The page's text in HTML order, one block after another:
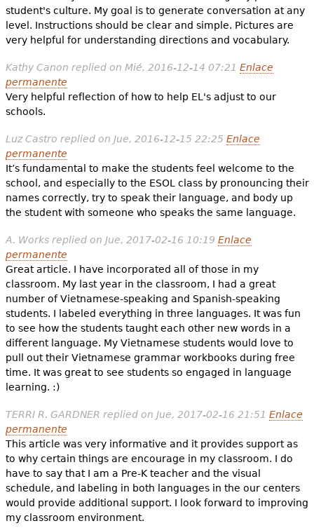
student's culture. My goal is to generate conversation at any
level. Instructions should be clear and simple. Pictures are
very helpful for understanding directions and vocabulary.
Kathy Canon replied on Mié, 2016-12-14 07:21 Enlace
permanente
Very helpful reflection of how to help EL's adjust to our
schools.
Luz Castro replied on Jue, 2016-12-15 22:25 Enlace
permanente
It’s fundamental to make the students feel welcome to the
school, and especially to the ESOL class by pronouncing their
names correctly, try to speak their language, and body up
the student with someone who speaks the same language.
A. Worksreplied on Jue, 2017-02-16 10:19 Enlace
permanente
Great article. I have incorporated all of those in my
classroom. My last year in the classroom, I had a great
number of Vietnamese-speaking and Spanish-speaking
students. I labeled everything in three languages. It was fun
to see how the students taught each other new words in a
different language. My Vietnamese students would love to
pull out their Vietnamese grammar workbooks during free
time. It was great to see students so engaged in language
learning. :)
TERRI R. GARDNER replied on Jue, 2017-02-16 21:51 Enlace
permanente
This article was very informative and it provides support as
to why certain things are encourage in my classroom. I do
have to say that I am a Pre-K teacher and the visual
schedule, and labeling in both languages in the our centers
would provide additional support. I look forward to improving
my classroom environment.